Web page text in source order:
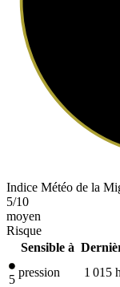
Indice Météo de la
5/10
moyen
Risque
Sensible à
5
pression 1 015